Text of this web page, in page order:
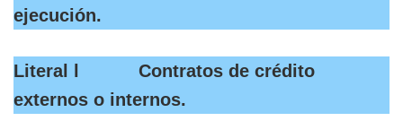
ejecución.
Literal l Contratos de crédito
externos o internos.